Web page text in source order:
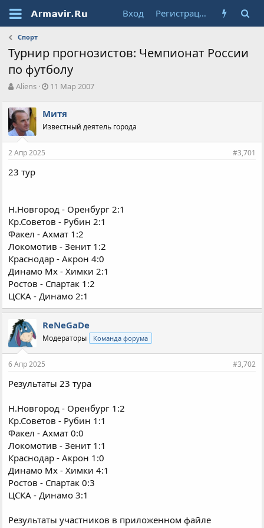
Вход Регистрация
Спорт
Турнир прогнозистов: Чемпионат России
по футболу
А
т
о
р
т
е
ы
Aliens
Д
а
н
11 Мар 2007
Митя
Известный деятель города
2 Апр 2025 #3,701
23 тур
Н.Новгород - Оренбург 2:1
Кр.Советов - Рубин 2:1
Факел - Ахмат 1:2
Локомотив - Зенит 1:2
Краснодар - Акрон 4:0
Динамо Мх - Химки 2:1
Ростов - Спартак 1:2
ЦСКА - Динамо 2:1
ReNeGaDe
Модераторы Команда форума
6 Апр 2025 #3,702
Результаты 23 тура
Н.Новгород - Оренбург 1:2
Кр.Советов - Рубин 1:1
Факел - Ахмат 0:0
Локомотив - Зенит 1:1
Краснодар - Акрон 1:0
Динамо Мх - Химки 4:1
Ростов - Спартак 0:3
ЦСКА - Динамо 3:1
Результаты участников в приложенном файле